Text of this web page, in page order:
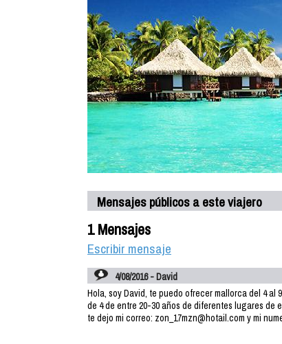
Mensajes públicos a este viajero
1 Mensajes
Escribir mensaje
4/08/2016 - David
Hola, soy David, te puedo ofrecer mallorca del 4
de 4 de entre 20-30 años de diferentes lugares de
te dejo mi correo: zon_17mzn@hotail.com y mi